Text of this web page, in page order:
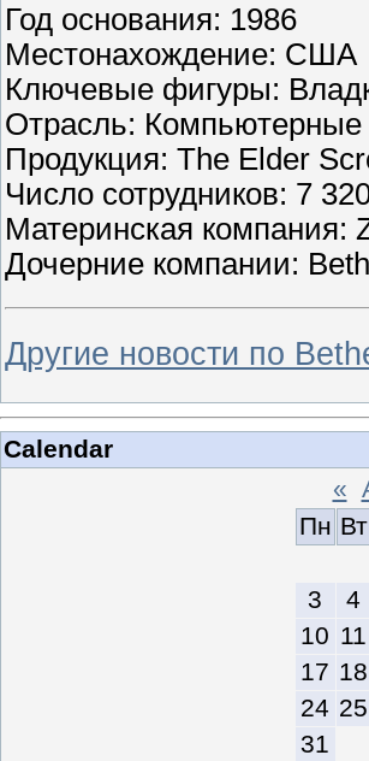
Год основания: 1986
Местонахождение: США
Ключевые фигуры:
Отрасль: Компьютерные
Продукция: The Elder
Число сотрудников: 7
Материнская компания:
Дочерние компании:
Другие новости по
Calendar
«
Пн Вт
3
4
10 11
17 18
24 25
31